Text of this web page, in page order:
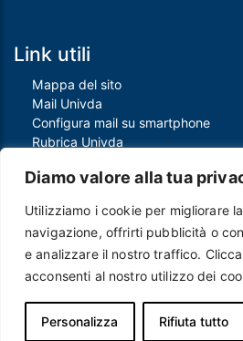
Diamo valore alla tua
Utilizziamo i cookie per migliorare
navigazione, offrirti pubblicità o
e analizzare il nostro traffico.
acconsenti al nostro utilizzo dei
Personalizza Rifiuta tutto
Link utili
Mappa del sito
Mail Univda
Configura mail su smartphone
Rubrica Univda
Piè di pagina
Crediti
Note legali
Contatti
Privacy e Cookie policy
Protezione dei dati personali